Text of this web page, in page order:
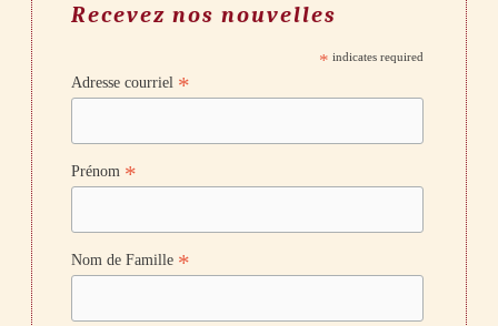
Recevez nos nouvelles
* indicates required
Adresse courriel *
Prénom *
Nom de Famille *